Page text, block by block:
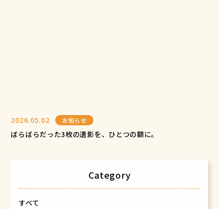
2026.05.02 お知らせ
ばらばらだった3枚の遺影を、ひとつの額に。
Category
すべて